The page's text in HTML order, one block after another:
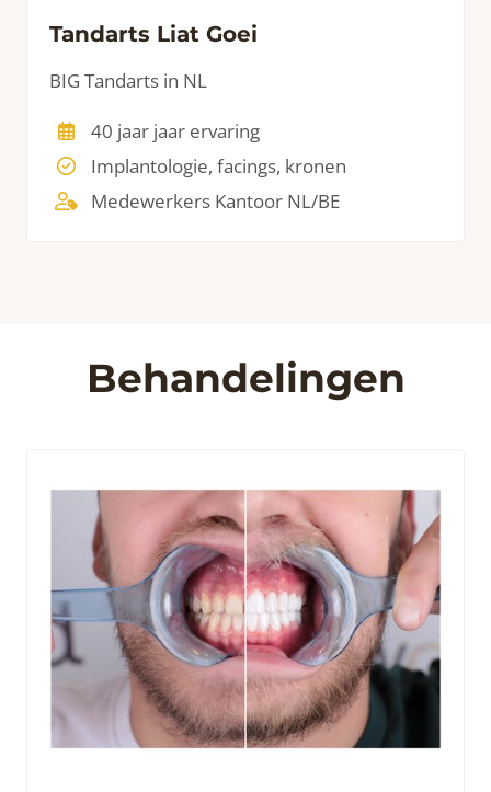
Tandarts Liat Goei
BIG Tandarts in NL
40 jaar jaar ervaring
Implantologie, facings, kronen
Medewerkers Kantoor NL/BE
Behandelingen